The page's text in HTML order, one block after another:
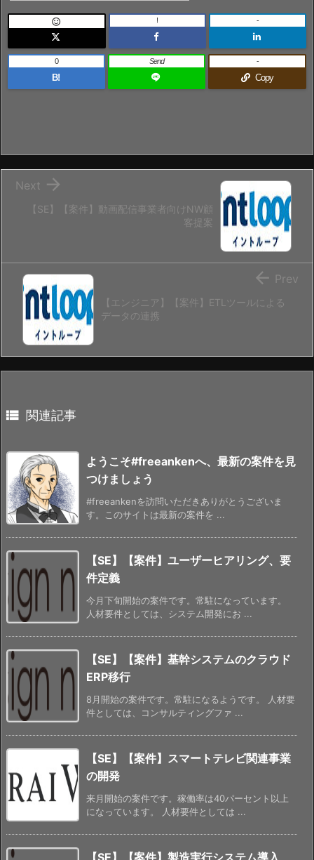
 ! -
B!
0 Send
Copy
-
【SE】【案件】動画配信事業者向けNW顧
客提案

Next
【エンジニア】【案件】ETLツールによる
データの連携
 Prev
 関連記事
ようこそ#freeankenへ、最新の案件を見
つけましょう
#freeankenを訪問いただきありがとうございま
す。このサイトは最新の案件を ...
【SE】【案件】ユーザーヒアリング、要
件定義
今月下旬開始の案件です。常駐になっています。
人材要件としては、システム開発にお ...
【SE】【案件】基幹システムのクラウド
ERP移行
8月開始の案件です。常駐になるようです。 人材要
件としては、コンサルティングファ ...
【SE】【案件】スマートテレビ関連事業
の開発
来月開始の案件です。稼働率は40パーセント以上
になっています。 人材要件としては ...
【SE】【案件】製造実行システム導入